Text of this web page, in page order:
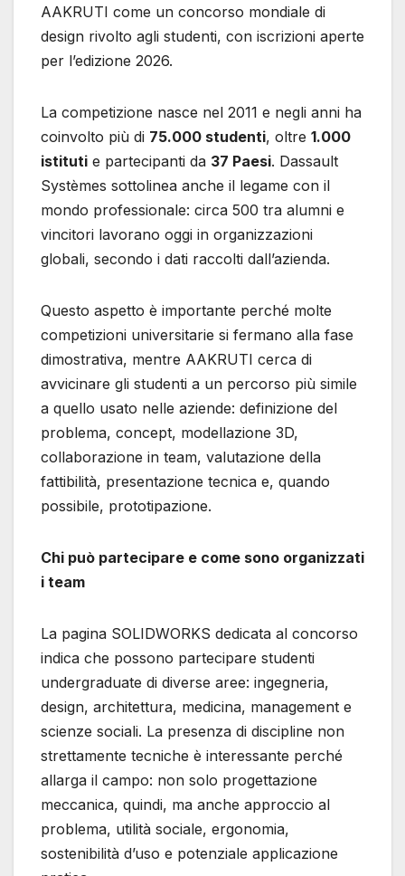
AAKRUTI come un concorso mondiale di
design rivolto agli studenti, con iscrizioni aperte
per l’edizione 2026.
La competizione nasce nel 2011 e negli anni ha
coinvolto più di 75.000 studenti, oltre 1.000
istituti e partecipanti da 37 Paesi. Dassault
Systèmes sottolinea anche il legame con il
mondo professionale: circa 500 tra alumni e
vincitori lavorano oggi in organizzazioni
globali, secondo i dati raccolti dall’azienda.
Questo aspetto è importante perché molte
competizioni universitarie si fermano alla fase
dimostrativa, mentre AAKRUTI cerca di
avvicinare gli studenti a un percorso più simile
a quello usato nelle aziende: definizione del
problema, concept, modellazione 3D,
collaborazione in team, valutazione della
fattibilità, presentazione tecnica e, quando
possibile, prototipazione.
Chi può partecipare e come sono organizzati
i team
La pagina SOLIDWORKS dedicata al concorso
indica che possono partecipare studenti
undergraduate di diverse aree: ingegneria,
design, architettura, medicina, management e
scienze sociali. La presenza di discipline non
strettamente tecniche è interessante perché
allarga il campo: non solo progettazione
meccanica, quindi, ma anche approccio al
problema, utilità sociale, ergonomia,
sostenibilità d’uso e potenziale applicazione